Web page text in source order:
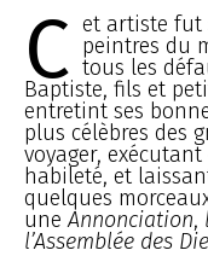
C et artiste fut
peintres du
tous les
Baptiste, fils et
entretint ses
plus célèbres des
voyager,
habileté, et
quelques
uneAnnonciation,
l’Assemblée des